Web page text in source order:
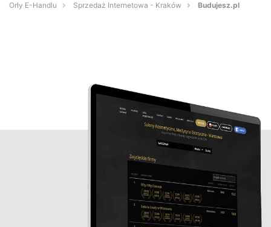
Orły E-Handlu Sprzedaż Internetowa - Kraków Budujesz.pl